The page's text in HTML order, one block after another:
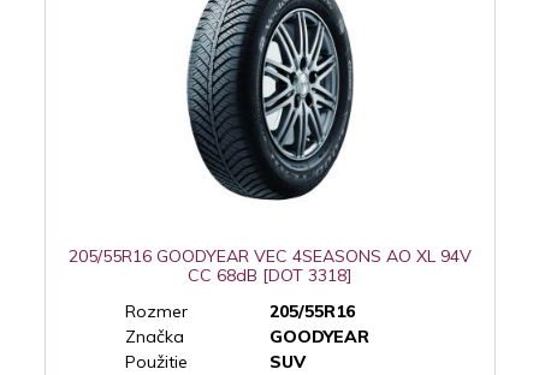
205/55R16 GOODYEAR VEC 4SEASONS AO XL 94V
CC 68dB [DOT 3318]
Rozmer
205/55R16
Značka
GOODYEAR
Použitie
SUV